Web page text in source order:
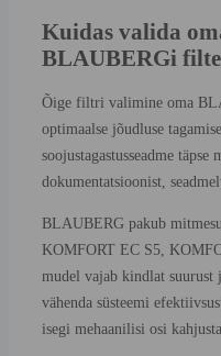
Kuidas valida
BLAUBERGi
Õige filtri valimine oma
optimaalse jõudluse
soojustagastusseadme
dokumentatsioonist,
BLAUBERG pakub
KOMFORT EC S5,
mudel vajab kindlat
vähenda süsteemi
isegi mehaanilisi osi